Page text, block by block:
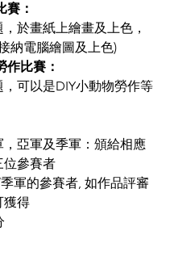
賽：
於畫紙上繪畫及上色，
納電腦繪圖及上色)
作比賽：
可以是DIY小動物勞作等
亞軍及季軍：頒給相應
位參賽者
軍的參賽者, 如作品評審
獲得